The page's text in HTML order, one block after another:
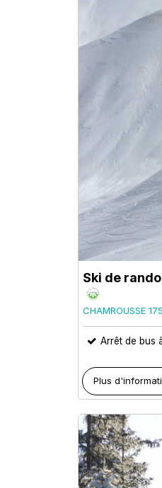
Ski de
CHAMROUSSE
Arrêt de bus
Plus